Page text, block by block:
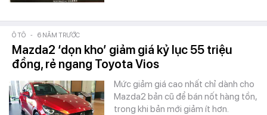
Ô TÔ - 6 NĂM TRƯỚC
Mazda2 ‘dọn kho’ giảm giá kỷ lục 55 triệu
đồng, rẻ ngang Toyota Vios
Mức giảm giá cao nhất chỉ dành cho
Mazda2 bản cũ để bán nốt hàng tồn,
trong khi bản mới giảm ít hơn.